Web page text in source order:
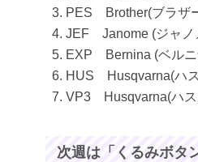
PES Brother(ブラザ
JEF Janome (ジャノ
EXP Bernina (ベル
HUS Husqvarna(ハ
VP3 Husqvarna(ハス
次週は「くるみボタ